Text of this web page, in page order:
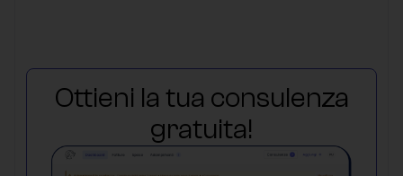
Ottieni la tua consulenza
gratuita!